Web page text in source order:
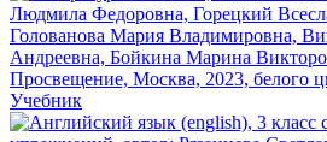
Учебник